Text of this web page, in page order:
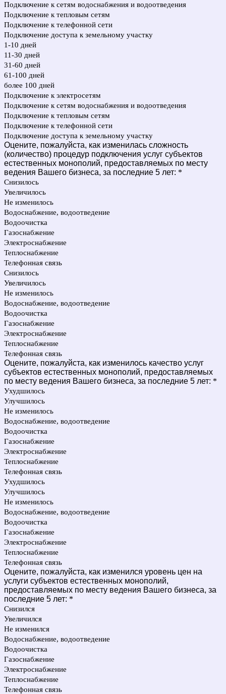
Подключение к сетям водоснабжения и водоотведения
Подключение к тепловым сетям
Подключение к телефонной сети
Подключение доступа к земельному участку
1-10 дней
11-30 дней
31-60 дней
61-100 дней
более 100 дней
Подключение к электросетям
Подключение к сетям водоснабжения и водоотведения
Подключение к тепловым сетям
Подключение к телефонной сети
Подключение доступа к земельному участку
Оцените, пожалуйста, как изменилась сложность
(количество) процедур подключения услуг субъектов
естественных монополий, предоставляемых по месту
ведения Вашего бизнеса, за последние 5 лет: *
Снизилось
Увеличилось
Не изменилось
Водоснабжение, водоотведение
Водоочистка
Газоснабжение
Электроснабжение
Теплоснабжение
Телефонная связь
Снизилось
Увеличилось
Не изменилось
Водоснабжение, водоотведение
Водоочистка
Газоснабжение
Электроснабжение
Теплоснабжение
Телефонная связь
Оцените, пожалуйста, как изменилось качество услуг
субъектов естественных монополий, предоставляемых
по месту ведения Вашего бизнеса, за последние 5 лет: *
Ухудшилось
Улучшилось
Не изменилось
Водоснабжение, водоотведение
Водоочистка
Газоснабжение
Электроснабжение
Теплоснабжение
Телефонная связь
Ухудшилось
Улучшилось
Не изменилось
Водоснабжение, водоотведение
Водоочистка
Газоснабжение
Электроснабжение
Теплоснабжение
Телефонная связь
Оцените, пожалуйста, как изменился уровень цен на
услуги субъектов естественных монополий,
предоставляемых по месту ведения Вашего бизнеса, за
последние 5 лет: *
Снизился
Увеличился
Не изменился
Водоснабжение, водоотведение
Водоочистка
Газоснабжение
Электроснабжение
Теплоснабжение
Телефонная связь